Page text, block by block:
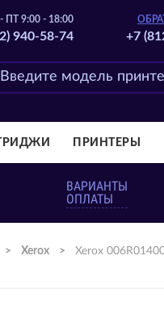
ПТ 9:00 - 18:00
940-58-74 +7
ПРИНТЕРЫ
ВАРИАНТЫ
ОПЛАТЫ
> Xerox > Xerox